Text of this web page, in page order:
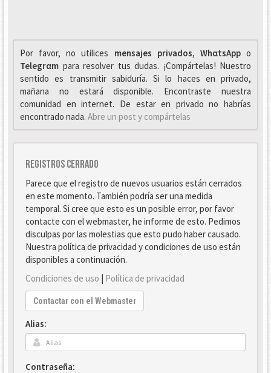
Por favor, no utilices mensajes privados, WhαtsAppo
Telegrαm para resolver tus dudas. ¡Compártelas! Nuestro
sentido es transmitir sabiduría. Si lo haces en privado,
mañana no estará disponible. Encontraste nuestra
comunidad en internet. De estar en privado no habrías
encontrado nada. Abre un post y compártelas
Registros cerrado
Parece que el registro de nuevos usuarios están cerrados
en este momento. También podría ser una medida
temporal. Si cree que esto es un posible error, por favor
contacte con el webmaster, he informe de esto. Pedimos
disculpas por las molestias que esto pudo haber causado.
Nuestra política de privacidad y condiciones de uso están
disponibles a continuación.
Condiciones de uso | Política de privacidad
Contactar con el Webmaster
Alias:
Contraseña: